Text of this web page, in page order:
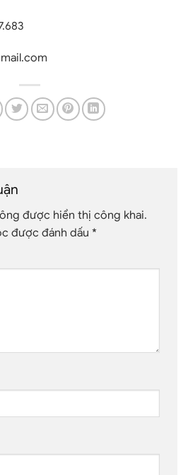
được hiển thị công khai.
được đánh dấu *